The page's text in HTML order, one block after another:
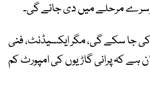
گاڑی تو امپورٹ کی جا سکے گی، مگر ایکسیڈنٹ، فنی
ہے کہ پرانی گاڑیوں کی امپورٹ کم